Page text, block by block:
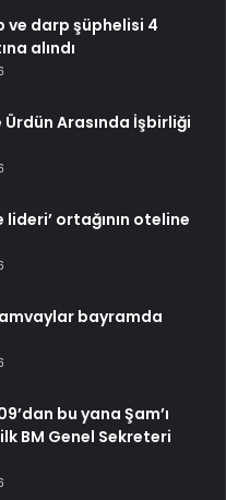
ve darp şüphelisi 4
alındı
Arasında İşbirliği
lideri’ ortağının oteline
bayramda
bu yana Şam’ı
BM Genel Sekreteri